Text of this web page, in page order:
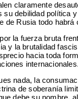
claramente
debilidad política
de Rusia todo
la fuerza bruta
y la brutalidad
hacia toda
nada, la
de soberanía
debe su nombre,